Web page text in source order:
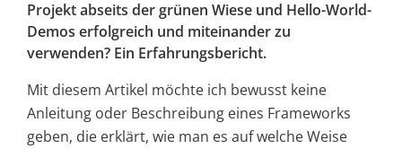
Projekt abseits der grünen Wiese und Hello-World-
Demos erfolgreich und miteinander zu
verwenden? Ein Erfahrungsbericht.
Mit diesem Artikel möchte ich bewusst keine
Anleitung oder Beschreibung eines Frameworks
geben, die erklärt, wie man es auf welche Weise